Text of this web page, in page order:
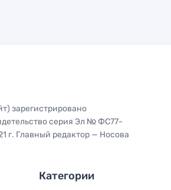
зарегистрировано
серия Эл № ФС77-
г. Главный редактор — Носова
Категории